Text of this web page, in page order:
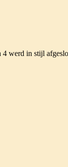
werd in stijl